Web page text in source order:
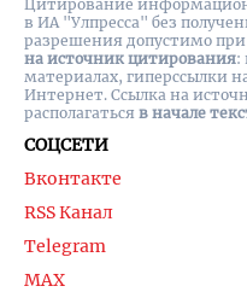
СОЦСЕТИ
Вконтакте
RSS Канал
Telegram
MAX
Цитирование
в ИА "Улпресса" без
разрешения допустимо при
на источник цитирования:
материалах, гиперссылки
Интернет. Ссылка на
располагаться в начале